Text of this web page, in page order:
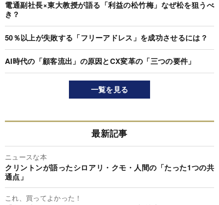
電通副社長×東大教授が語る「利益の松竹梅」なぜ松を狙うべ
き？
50％以上が失敗する「フリーアドレス」を成功させるには？
AI時代の「顧客流出」の原因とCX変革の「三つの要件」
一覧を見る
最新記事
ニュースな本
クリントンが語ったシロアリ・クモ・人間の「たった1つの共
通点」
これ、買ってよかった！